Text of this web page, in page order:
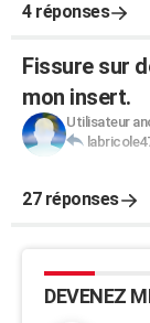
4 réponses
Fissure sur
mon insert.
Utilisateur
27 réponses
DEVENEZ